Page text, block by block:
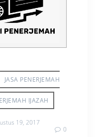
JASA PENERJEMAH
IJAZAH
19, 2017
0